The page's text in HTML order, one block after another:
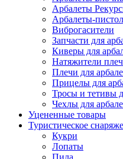
Арбалеты
Арбалеты-
Виброгасители
Запчасти для
Киверы для
Натяжители плеч
Плечи для
Прицелы для
Тросы и тетивы
Чехлы для
Уцененные товары
Туристическое
Кукри
Лопаты
Пила